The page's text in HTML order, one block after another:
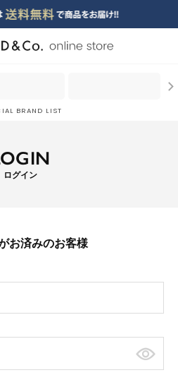
BRAND LIST
ログイン
お済みのお客様